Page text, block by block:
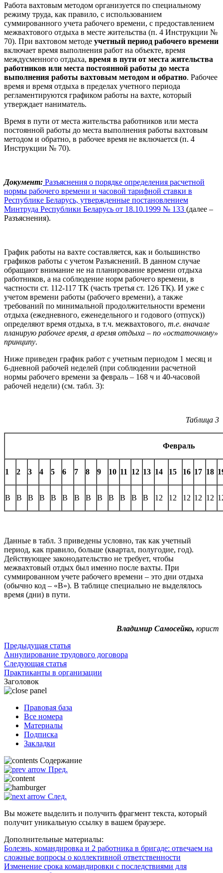
Работа вахтовым методом организуется по специальному
режиму труда, как правило, с использованием
суммированного учета рабочего времени, с предоставлением
межвахтового отдыха в месте жительства (п. 4 Инструкции №
70). При вахтовом методе учетный период рабочего времени
включает время выполнения работ на объекте, время
междусменного отдыха, время в пути от места жительства
работников или места постоянной работы до места
выполнения работы вахтовым методом и обратно. Рабочее
время и время отдыха в пределах учетного периода
регламентируются графиком работы на вахте, который
утверждает наниматель.
Время в пути от места жительства работников или места
постоянной работы до места выполнения работы вахтовым
методом и обратно, в рабочее время не включается (п. 4
Инструкции № 70).
Документ: Разъяснения о порядке определения расчетной
нормы рабочего времени и часовой тарифной ставки в
Республике Беларусь, утвержденные постановлением
Минтруда Республики Беларусь от 18.10.1999 № 133 (далее –
Разъяснения).
График работы на вахте составляется, как и большинство
графиков работы с учетом Разъяснений. В данном случае
обращают внимание не на планирование времени отдыха
работников, а на соблюдение норм рабочего времени, в
частности ст. 112-117 ТК (часть третья ст. 126 ТК). И уже с
учетом времени работы (рабочего времени), а также
требований по минимальной продолжительности времени
отдыха (ежедневного, еженедельного и годового (отпуск))
определяют время отдыха, в т.ч. межвахтового, т.е. вначале
планирую рабочее время, а время отдыха – по «остаточному»
принципу.
Ниже приведен график работ с учетным периодом 1 месяц и
6-дневной рабочей неделей (при соблюдении расчетной
нормы рабочего времени за февраль – 168 ч и 40-часовой
рабочей недели) (см. табл. 3):
Таблица 3
Февраль
1 2 3 4 5 6 7 8 9 10 11 12 13 14 15 16 17 18
В В В В В В В В В В В В В 12 12 12 12 12
Данные в табл. 3 приведены условно, так как учетный
период, как правило, больше (квартал, полугодие, год).
Действующее законодательство не требует, чтобы
межвахтовый отдых был именно после вахты. При
суммированном учете рабочего времени – это дни отдыха
(обычно код – «В»). В таблице специально не выделялось
время (дни) в пути.
Владимир Самосейко, юрист
Предыдущая статья
Аннулирование трудового договора
Следующая статья
Практиканты в организации
Заголовок
Правовая база
Все номера
Материалы
Подписка
Закладки
Содержание
Пред.
След.
Вы можете выделить и получить фрагмент текста, который
получит уникальную ссылку в вашем браузере.
Дополнительные материалы:
Болезнь, командировка и 2 работника в бригаде: отвечаем на
сложные вопросы о коллективной ответственности
Изменение срока командировки с последствиями для